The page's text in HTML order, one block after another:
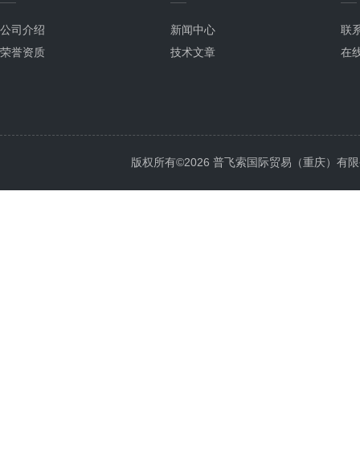
公司介绍
荣誉资质
新闻中心
技术文章
联
在
版权所有©2026 普飞索国际贸易（重庆）有